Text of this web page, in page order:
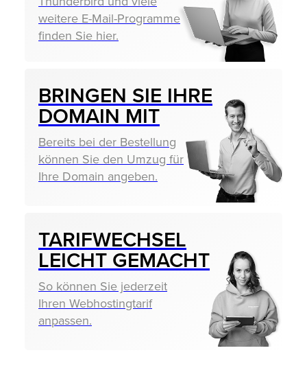
weitere E-Mail-Programme
finden Sie hier.
BRINGEN SIE IHRE
DOMAIN MIT
Bereits bei der Bestellung
können Sie den Umzug für
Ihre Domain angeben.
TARIF­WECHSEL
LEICHT GEMACHT
So können Sie jederzeit
Ihren Webhostingtarif
anpassen.